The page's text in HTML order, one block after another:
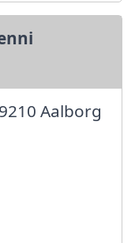
Aalborg